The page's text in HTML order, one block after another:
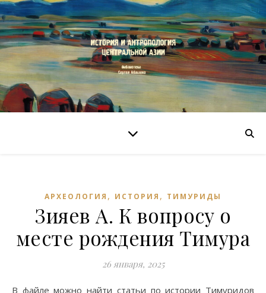
АРХЕОЛОГИЯ , ИСТОРИЯ , ТИМУРИДЫ
Зияев А. К вопросу о
месте рождения Тимура
26 января, 2025
В файле можно найти статьи по истории Тимуридов